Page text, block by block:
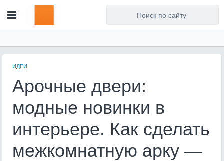
ИДЕИ
Арочные двери:
модные новинки в
интерьере. Как сделать
межкомнатную арку —
Для любых предложений по
сайту: artist71@cp9.ru